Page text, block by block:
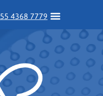
55 4368 7779